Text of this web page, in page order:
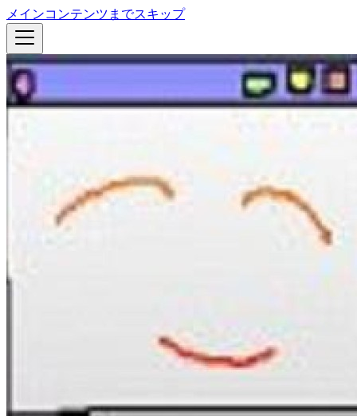
メインコンテンツまでスキップ